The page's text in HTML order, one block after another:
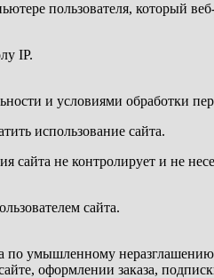
пользователя, который
IP.
и условиями обработки
использование сайта.
не контролирует и не
сайта.
по умышленному
оформлении заказа,